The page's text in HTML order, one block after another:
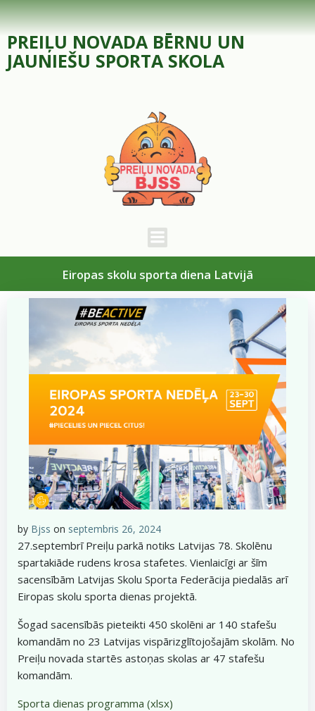
Skip
to
content
PREIĻU NOVADA BĒRNU UN
JAUNIEŠU SPORTA SKOLA
Eiropas skolu sporta diena Latvijā
by Bjss on septembris 26, 2024
27.septembrī Preiļu parkā notiks Latvijas 78. Skolēnu
spartakiāde rudens krosa stafetes. Vienlaicīgi ar šīm
sacensībām Latvijas Skolu Sporta Federācija piedalās arī
Eiropas skolu sporta dienas projektā.
Šogad sacensībās pieteikti 450 skolēni ar 140 stafešu
komandām no 23 Latvijas vispārizglītojošajām skolām. No
Preiļu novada startēs astoņas skolas ar 47 stafešu
komandām.
Sporta dienas programma (xlsx)